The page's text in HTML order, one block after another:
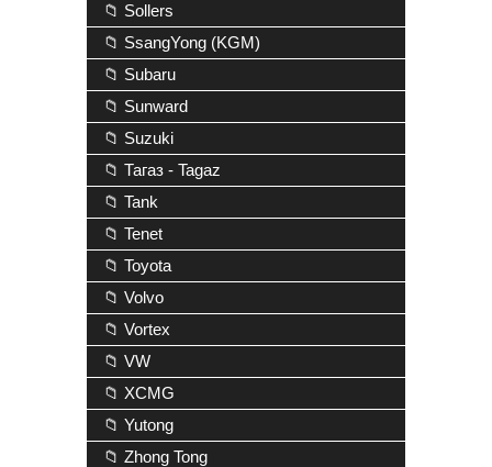
📁 Sollers
📁 SsangYong (KGM)
📁 Subaru
📁 Sunward
📁 Suzuki
📁 Тагаз - Tagaz
📁 Tank
📁 Tenet
📁 Toyota
📁 Volvo
📁 Vortex
📁 VW
📁 XCMG
📁 Yutong
📁 Zhong Tong